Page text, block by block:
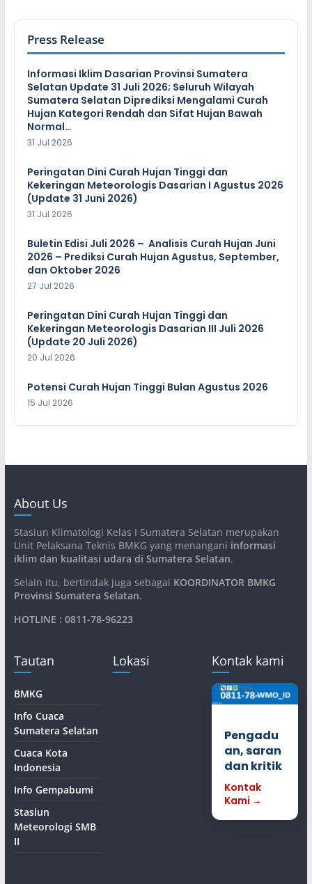
Press Release
Informasi Iklim Dasarian Provinsi Sumatera
Selatan Update 31 Juli 2026; Seluruh Wilayah
Sumatera Selatan Diprediksi Mengalami Curah
Hujan Kategori Rendah dan Sifat Hujan Bawah
Normal…
31 Jul 2026
Peringatan Dini Curah Hujan Tinggi dan
Kekeringan Meteorologis Dasarian I Agustus 2026
(Update 31 Juni 2026)
31 Jul 2026
Buletin Edisi Juli 2026 – Analisis Curah Hujan Juni
2026 – Prediksi Curah Hujan Agustus, September,
dan Oktober 2026
27 Jul 2026
Peringatan Dini Curah Hujan Tinggi dan
Kekeringan Meteorologis Dasarian III Juli 2026
(Update 20 Juli 2026)
20 Jul 2026
Potensi Curah Hujan Tinggi Bulan Agustus 2026
15 Jul 2026
About Us
Stasiun Klimatologi Kelas I Sumatera Selatan merupakan
Unit Pelaksana Teknis BMKG yang menangani informasi
iklim dan kualitasi udara di Sumatera Selatan.
Selain itu, bertindak juga sebagai KOORDINATOR BMKG
Provinsi Sumatera Selatan.
HOTLINE : 0811-78-96223
Tautan
BMKG
Info Cuaca
Sumatera Selatan
Cuaca Kota
Indonesia
Info Gempabumi
Stasiun
Meteorologi SMB
II
Lokasi Kontak kami
Pengadu
an, saran
dan kritik
Kontak
Kami →